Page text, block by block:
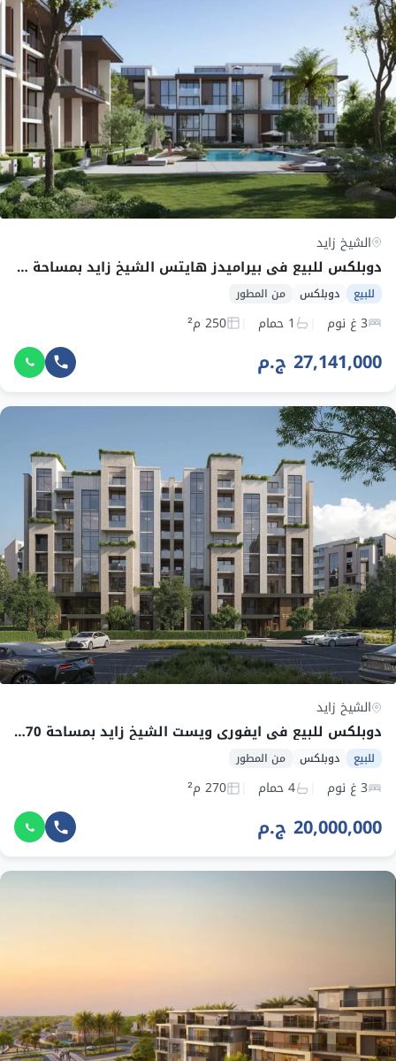
الشيخ زايد
دوبلكس للبيع في بيراميدز هايتس الشيخ زايد بمساحة 250 م² وقسط 236,227 ج.م
للبيع دوبلكس من المطور
3 غ نوم 1 حمام 250 م²
27,141,000 ج.م
الشيخ زايد
دوبلكس للبيع في ايفورى ويست الشيخ زايد بمساحة 270 م² وقسط 166,667 ج.م
للبيع دوبلكس من المطور
3 غ نوم 4 حمام 270 م²
20,000,000 ج.م